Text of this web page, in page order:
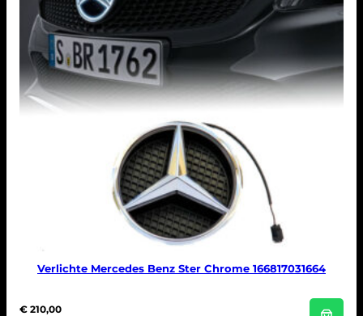
Verlichte Mercedes Benz Ster Chrome 166817031664
€ 210,00